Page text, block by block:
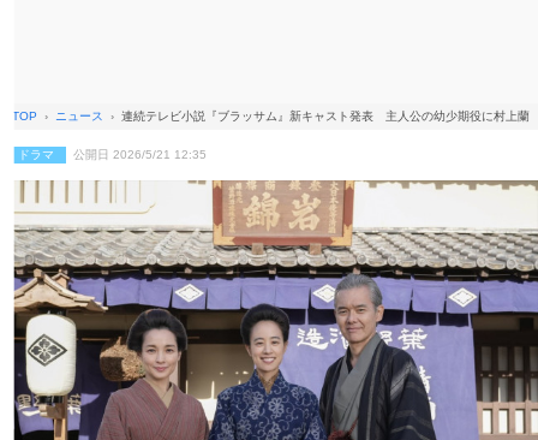
TOP ニュース 連続テレビ小説『ブラッサム』新キャスト発表 主人公の幼少期役に村上蘭
ドラマ 公開日 2026/5/21 12:35